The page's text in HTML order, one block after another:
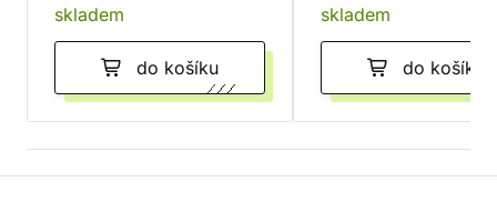
skladem
do košíku
skladem
do košíku